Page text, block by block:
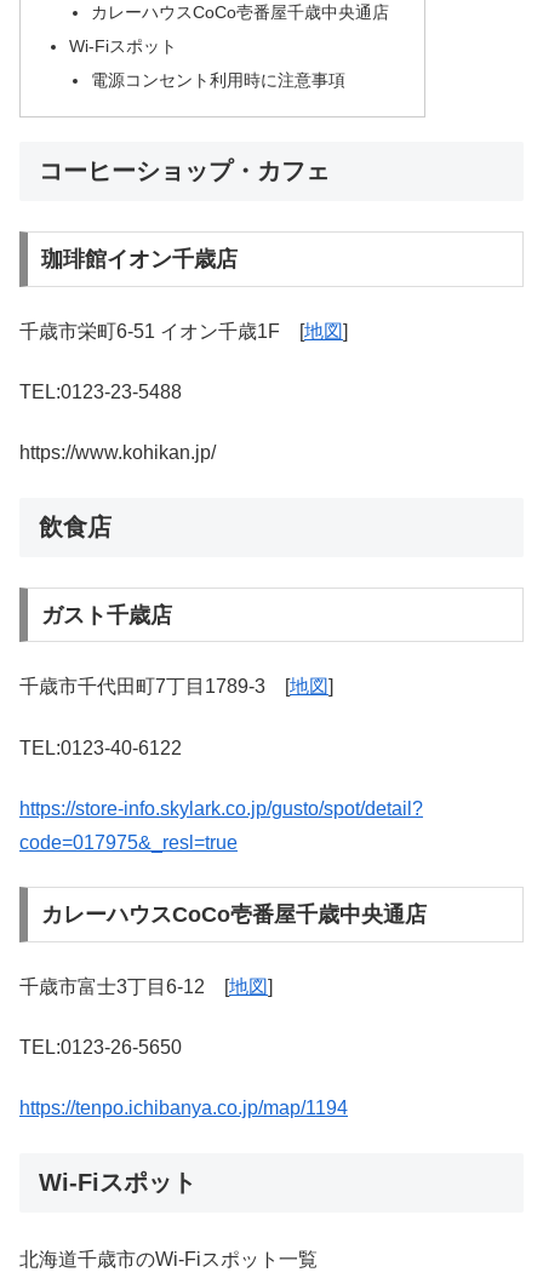
カレーハウスCoCo壱番屋千歳中央通店
Wi-Fiスポット
電源コンセント利用時に注意事項
コーヒーショップ・カフェ
珈琲館イオン千歳店
千歳市栄町6-51 イオン千歳1F [地図]
TEL:0123-23-5488
https://www.kohikan.jp/
飲食店
ガスト千歳店
千歳市千代田町7丁目1789-3 [地図]
TEL:0123-40-6122
https://store-info.skylark.co.jp/gusto/spot/detail?
code=017975&_resl=true
カレーハウスCoCo壱番屋千歳中央通店
千歳市富士3丁目6-12 [地図]
TEL:0123-26-5650
https://tenpo.ichibanya.co.jp/map/1194
Wi-Fiスポット
北海道千歳市のWi-Fiスポット一覧